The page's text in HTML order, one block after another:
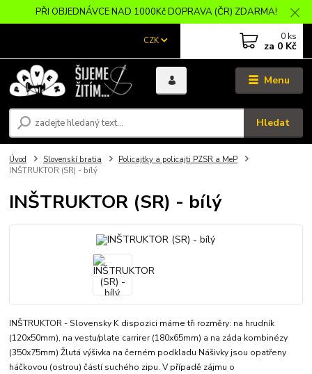
PŘI OBJEDNÁVCE NAD 1000Kč DOPRAVA (ČR) ZDARMA!
Menu
CZK
Hledat
0 ks
za 0 Kč
Úvod Slovenskí bratia
Policajtky a policajti PZSR a MeP
INŠTRUKTOR (SR) - bílý
INŠTRUKTOR (SR) - bílý
INŠTRUKTOR - Slovensky K dispozici máme tři rozměry: na hrudník
(120x50mm), na vestu/plate carrirer (180x65mm) a na záda kombinézy
(350x75mm) Žlutá výšivka na černém podkladu Nášivky jsou opatřeny
háčkovou (ostrou) částí suchého zipu. V případě zájmu o